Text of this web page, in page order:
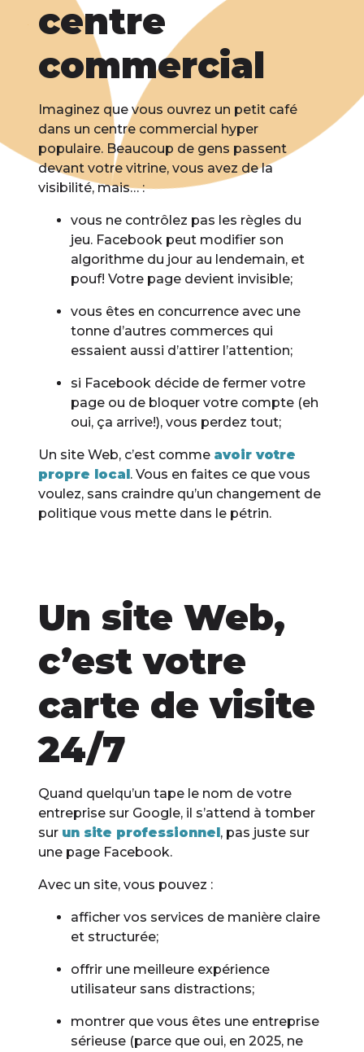
centre
commercial
Imaginez que vous ouvrez un petit café
dans un centre commercial hyper
populaire. Beaucoup de gens passent
devant votre vitrine, vous avez de la
visibilité, mais… :
vous ne contrôlez pas les règles du
jeu. Facebook peut modifier son
algorithme du jour au lendemain, et
pouf! Votre page devient invisible;
vous êtes en concurrence avec une
tonne d’autres commerces qui
essaient aussi d’attirer l’attention;
si Facebook décide de fermer votre
page ou de bloquer votre compte (eh
oui, ça arrive!), vous perdez tout;
Un site Web, c’est comme avoir votre
propre local . Vous en faites ce que vous
voulez, sans craindre qu’un changement de
politique vous mette dans le pétrin.
Un site Web,
c’est votre
carte de visite
24/7
Quand quelqu’un tape le nom de votre
entreprise sur Google, il s’attend à tomber
sur un site professionnel , pas juste sur
une page Facebook.
Avec un site, vous pouvez :
afficher vos services de manière claire
et structurée;
offrir une meilleure expérience
utilisateur sans distractions;
montrer que vous êtes une entreprise
sérieuse (parce que oui, en 2025, ne